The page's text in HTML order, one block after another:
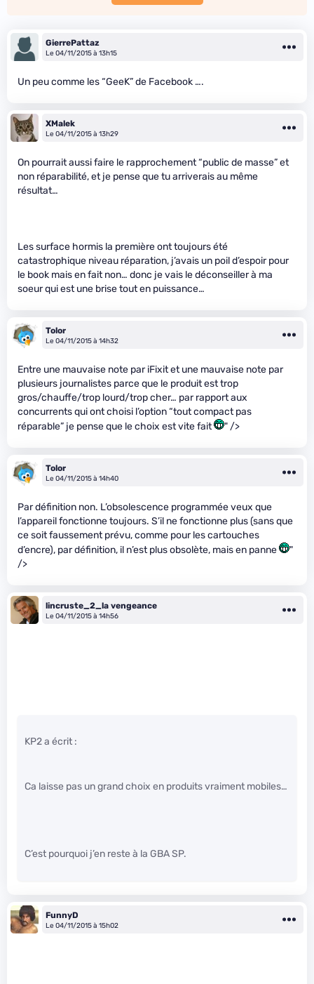
GierrePattaz
Le 04/11/2015 à 13h15
Un peu comme les “GeeK” de Facebook ….
XMalek
Le 04/11/2015 à 13h29
On pourrait aussi faire le rapprochement “public de masse” et
non réparabilité, et je pense que tu arriverais au même
résultat…
Les surface hormis la première ont toujours été
catastrophique niveau réparation, j’avais un poil d’espoir pour
le book mais en fait non… donc je vais le déconseiller à ma
soeur qui est une brise tout en puissance…
Tolor
Le 04/11/2015 à 14h32
Entre une mauvaise note par iFixit et une mauvaise note par
plusieurs journalistes parce que le produit est trop
gros/chauffe/trop lourd/trop cher… par rapport aux
concurrents qui ont choisi l’option “tout compact pas
réparable” je pense que le choix est vite fait
" />
Tolor
Le 04/11/2015 à 14h40
Par définition non. L’obsolescence programmée veux que
l’appareil fonctionne toujours. S’il ne fonctionne plus (sans que
ce soit faussement prévu, comme pour les cartouches
d’encre), par définition, il n’est plus obsolète, mais en panne
"
/>
lincruste_2_la vengeance
Le 04/11/2015 à 14h56
KP2 a écrit :
Ca laisse pas un grand choix en produits vraiment mobiles…
C’est pourquoi j’en reste à la GBA SP.
FunnyD
Le 04/11/2015 à 15h02